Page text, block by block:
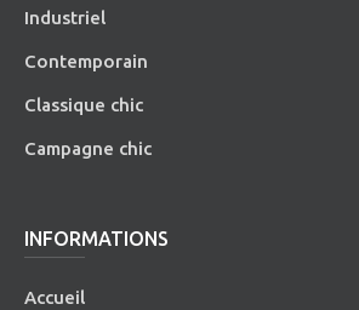
Industriel
Contemporain
Classique chic
Campagne chic
INFORMATIONS
Accueil